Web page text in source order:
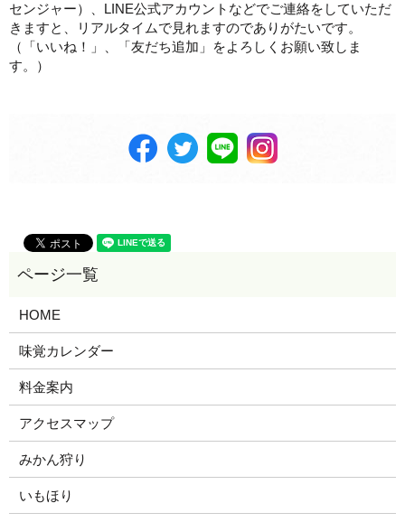
センジャー）、LINE公式アカウントなどでご連絡をしていただ
きますと、リアルタイムで見れますのでありがたいです。
（「いいね！」、「友だち追加」をよろしくお願い致しま
す。）
FacebookTwitter LINE
HOME
味覚カレンダー
料金案内
アクセスマップ
みかん狩り
いもほり